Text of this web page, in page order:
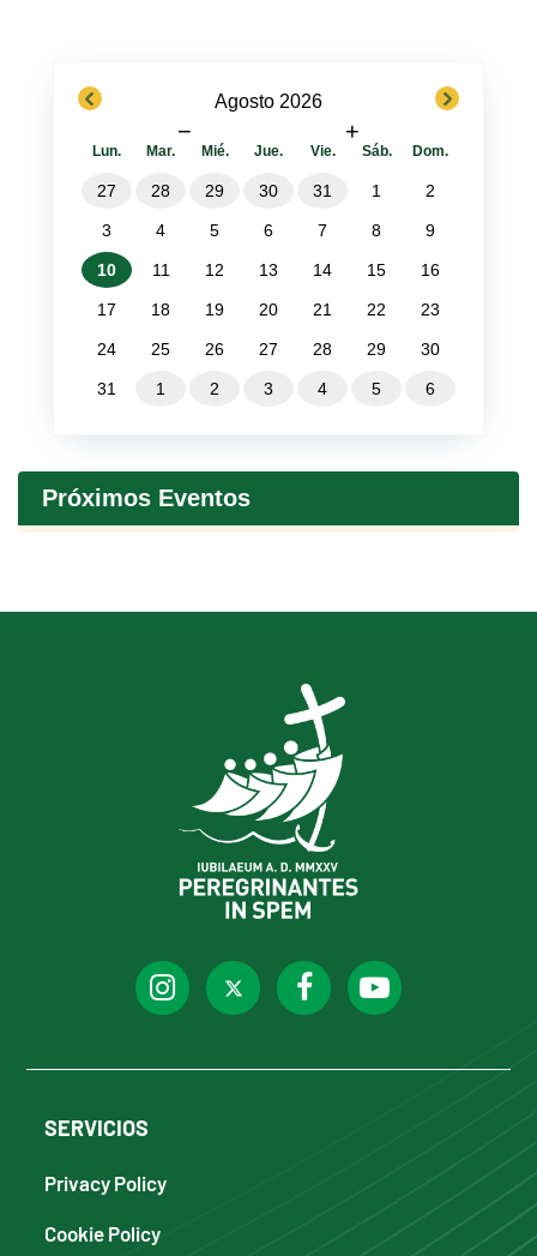
previous Agosto 2026
− +
next
Lun. Mar. Mié. Jue. Vie. Sáb. Dom.
27 28 29 30 31 1 2
3 4 5 6 7 8 9
10 11 12 13 14 15 16
17 18 19 20 21 22 23
24 25 26 27 28 29 30
31 1 2 3 4 5 6
Próximos Eventos
SERVICIOS
Privacy Policy
Cookie Policy